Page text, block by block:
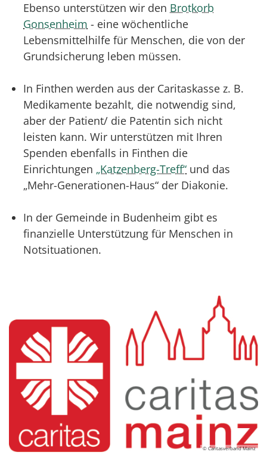
Ebenso unterstützen wir den Brotkorb
Gonsenheim - eine wöchentliche
Lebensmittelhilfe für Menschen, die von der
Grundsicherung leben müssen.
In Finthen werden aus der Caritaskasse z. B.
Medikamente bezahlt, die notwendig sind,
aber der Patient/ die Patentin sich nicht
leisten kann. Wir unterstützen mit Ihren
Spenden ebenfalls in Finthen die
Einrichtungen „Katzenberg-Treff“ und das
„Mehr-Generationen-Haus“ der Diakonie.
In der Gemeinde in Budenheim gibt es
finanzielle Unterstützung für Menschen in
Notsituationen.
© Caritasverband Mainz